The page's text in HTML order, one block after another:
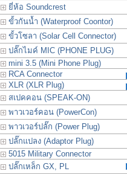
ยี่ห้อ Soundcrest
ขั้วกันน้ำ (Waterproof Coontor)
ขั้วโซลา (Solar Cell Connector)
ปลั๊กไมค์ MIC (PHONE PLUG)
mini 3.5 (Mini Phone Plug)
RCA Connector
XLR (XLR Plug)
สเปคคอน (SPEAK-ON)
พาวเวอร์คอน (PowerCon)
พาวเวอร์ปลั๊ก (Power Plug)
ปลั๊กแปลง (Adaptor Plug)
5015 Military Connector
ปลั๊กเหล็ก GX, PL